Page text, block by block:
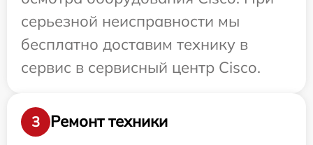
серьезной неисправности мы
бесплатно доставим технику в
сервис в сервисный центр Cisco.
3
Ремонт техники